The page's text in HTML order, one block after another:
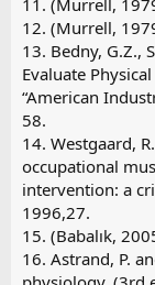
11. (Murrell,
12. (Murrell,
13. Bedny, G.Z.,
Evaluate
“American
58.
14. Westgaard,
occupational
intervention: a
1996,27.
15. (Babalık,
16. Astrand, P.